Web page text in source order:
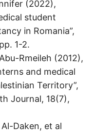
(2022),
student
in Romania”,
1-2.
Rmeileh (2012),
and medical
Territory”,
Journal, 18(7),
Daken, et al